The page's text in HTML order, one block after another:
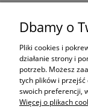
Dbamy o
Pliki cookies i
działanie strony i
potrzeb. Możesz
tych plików i
swoich preferencji,
Więcej o plikach